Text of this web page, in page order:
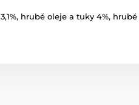
hrubé oleje a tuky 4%,